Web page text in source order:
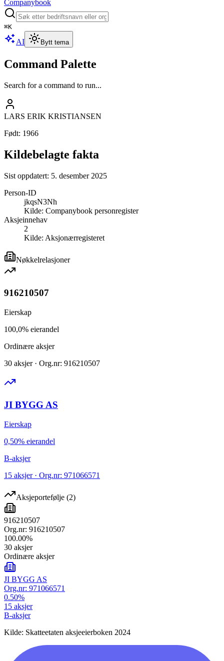
Companybook
⌘K
AI Bytt tema
Command Palette
Search for a command to run...
LARS ERIK KRISTIANSEN
Født: 1966
Kildebelagte fakta
Sist oppdatert: 5. desember 2025
Person-ID
jkqsN3Nh
Kilde: Companybook personregister
Aksjeinnehav
2
Kilde: Aksjonærregisteret
Nøkkelrelasjoner
916210507
Eierskap
100,0% eierandel
Ordinære aksjer
30 aksjer · Org.nr: 916210507
JI BYGG AS
Eierskap
0,50% eierandel
B-aksjer
15 aksjer · Org.nr: 971066571
Aksjeportefølje (2)
916210507
Org.nr: 916210507
100.00%
30 aksjer
Ordinære aksjer
JI BYGG AS
Org.nr: 971066571
0.50%
15 aksjer
B-aksjer
Kilde: Skatteetaten aksjeeierboken 2024